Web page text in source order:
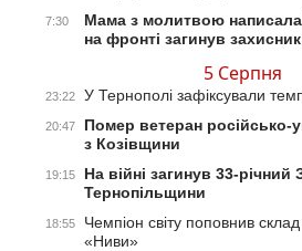
7:30
Мама з молитвою написала
на фронті загинув
5 Серпня
23:22 У Тернополі зафіксували
20:47
Помер ветеран російсько-
з Козівщини
19:15
На війні загинув 33-річний
Тернопільщини
18:55
Чемпіон світу поповнив склад
«Ниви»